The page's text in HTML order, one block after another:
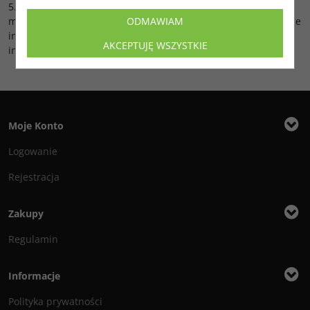
5. Informujemy, że ograniczenie stosowania plików „cookies”
może wpłynąć na niektóre funkcjonalności dostępne na stronie
internetowej i uniemożliwić poprawne działanie sklepu
internetowego.
Moje Konto
Logowanie
Rejestracja
Zakupy
Regulamin
Informacje
Polityka prywatności
ODMAWIAM
AKCEPTUJĘ WSZYSTKIE